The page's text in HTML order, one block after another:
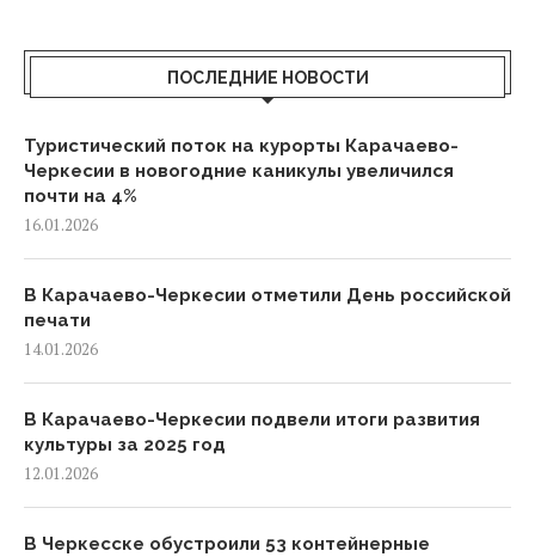
ПОСЛЕДНИЕ НОВОСТИ
Туристический поток на курорты Карачаево-
Черкесии в новогодние каникулы увеличился
почти на 4%
16.01.2026
В Карачаево-Черкесии отметили День российской
печати
14.01.2026
В Карачаево-Черкесии подвели итоги развития
культуры за 2025 год
12.01.2026
В Черкесске обустроили 53 контейнерные